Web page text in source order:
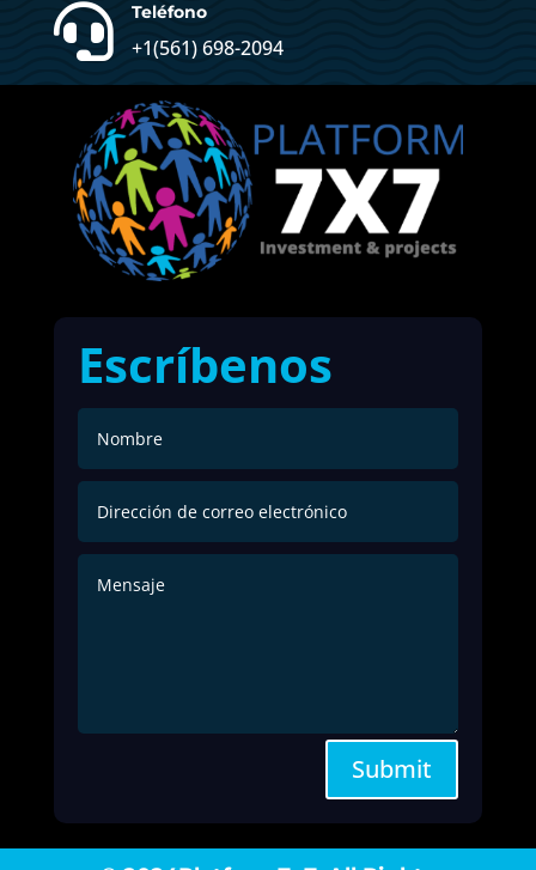
 Teléfono
+1(561) 698-2094
Escríbenos
Submit